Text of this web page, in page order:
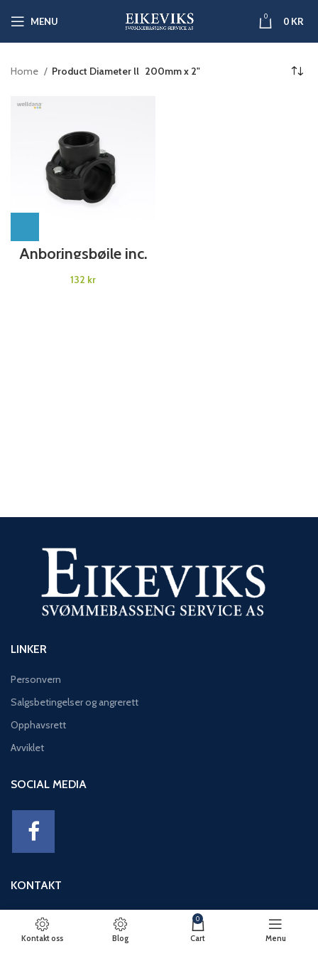
MENU 0 0 KR
Home Product Diameter ll 200mm x 2"
Anboringsbøjle inc.
skruesæt
kr
LINKER
Personvern
Salgsbetingelser og angrerett
Opphavsrett
Avviklet
SOCIAL MEDIA
KONTAKT
Adresse: Eikeviken 49, 5043 BERGEN
Telefon: 95 12 52 30
E-post: basseng@eikeviks.no
Kontakt oss Blog
0
Cart Menu